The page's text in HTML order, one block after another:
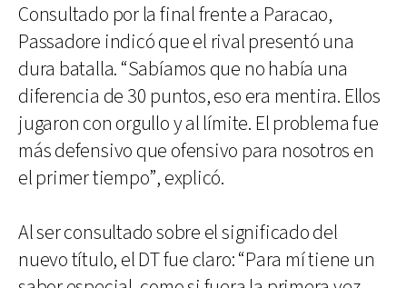
Consultado por la final frente a Paracao,
Passadore indicó que el rival presentó una
dura batalla. “Sabíamos que no había una
diferencia de 30 puntos, eso era mentira. Ellos
jugaron con orgullo y al límite. El problema fue
más defensivo que ofensivo para nosotros en
el primer tiempo”, explicó.
Al ser consultado sobre el significado del
nuevo título, el DT fue claro: “Para mí tiene un